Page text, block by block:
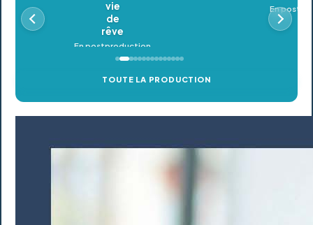
En postproduction
TOUTE LA PRODUCTION